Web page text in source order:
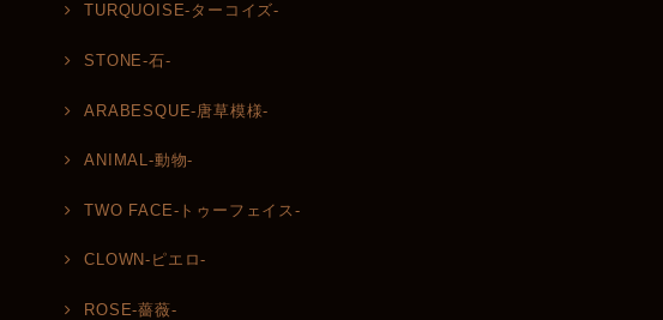
TURQUOISE-ターコイズ-
STONE-石-
ARABESQUE-唐草模様-
ANIMAL-動物-
TWO FACE-トゥーフェイス-
CLOWN-ピエロ-
ROSE-薔薇-